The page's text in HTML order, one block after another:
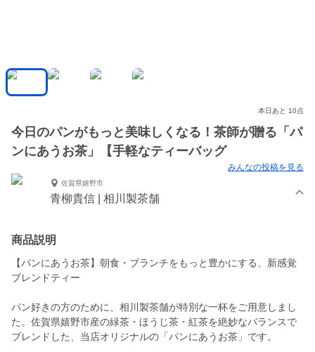
本日あと 10点
今日のパンがもっと美味しくなる！茶師が贈る「パ
ンにあうお茶」【手軽なティーバッグ
みんなの投稿を見る
佐賀県嬉野市
青柳貴信 | 相川製茶舗
商品説明
【パンにあうお茶】朝食・ブランチをもっと豊かにする、新感覚
ブレンドティー
パン好きの方のために、相川製茶舗が特別な一杯をご用意しまし
た。佐賀県嬉野市産の緑茶・ほうじ茶・紅茶を絶妙なバランスで
ブレンドした、当店オリジナルの「パンにあうお茶」です。